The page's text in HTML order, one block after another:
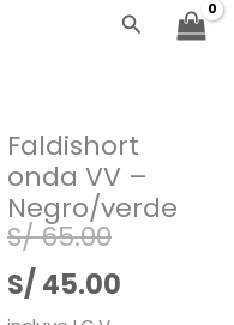
Buscar
Faldishort
onda VV –
Negro/verde
S/65.00El
precio
S/ 45.00